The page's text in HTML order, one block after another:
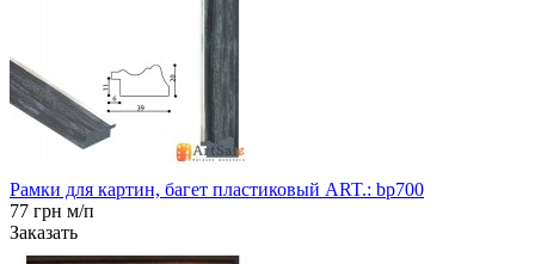
Рамки для картин, багет пластиковый ART.: bp700
77 грн м/п
Заказать